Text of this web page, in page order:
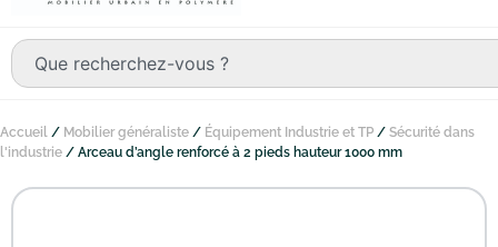
Accueil / Mobilier généraliste / Équipement Industrie et TP / Sécurité dans
l'industrie / Arceau d’angle renforcé à 2 pieds hauteur 1000 mm